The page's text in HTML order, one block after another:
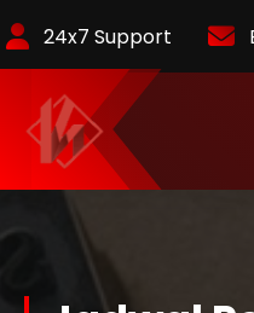
to
Content
24x7 Support
KurlyKlips menyajikan informasi